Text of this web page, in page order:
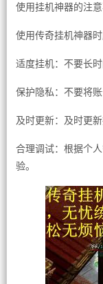
使用挂机神器的注
使用传奇挂机神器时
适度挂机：不要长
保护隐私：不要将
及时更新：及时更
合理调试：根据个
验。